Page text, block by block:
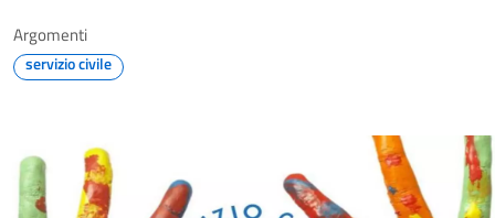
Argomenti
servizio civile